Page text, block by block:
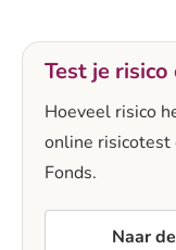
Test je
Hoeveel risico
online risicotest
Fonds.
Naar